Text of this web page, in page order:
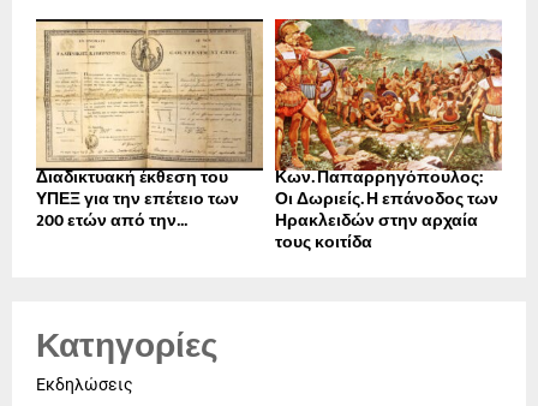
Διαδικτυακή έκθεση του
ΥΠΕΞ για την επέτειο των
200 ετών από την...
Κων. Παπαρρηγόπουλος:
Οι Δωριείς. Η επάνοδος των
Ηρακλειδών στην αρχαία
τους κοιτίδα
Κατηγορίες
Εκδηλώσεις